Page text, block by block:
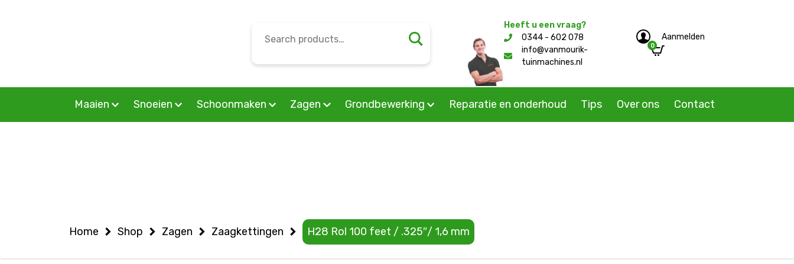
/home/allermedia/domains/vanmourik-tuinmachines.nl/public_html/wp-content/themes/mourik/woocommerce/single-product.php
Search
Heeft u een vraag?
0344 - 602 078
info@vanmourik-
tuinmachines.nl
Aanmelden
0
Maaien Snoeien Schoonmaken Zagen Grondbewerking Reparatie en onderhoud Tips Over ons Contact
Home Shop Zagen Zaagkettingen H28 Rol 100 feet / .325″/ 1,6 mm